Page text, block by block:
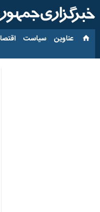
عناوین‌ سیاست اقتصاد